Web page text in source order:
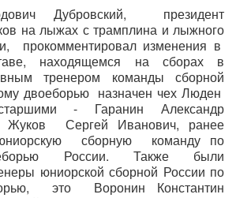
Дубровский,
президент
на лыжах с трамплина и лыжного
прокомментировал изменения в
находящемся на сборах в
тренером команды сборной
двоеборью назначен чех Люден
- Гаранин Александр
Жуков
Сергей Иванович, ранее
сборную
команду по
России. Также были
юниорской сборной России по
это
Воронин Константин